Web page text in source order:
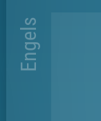
Engels